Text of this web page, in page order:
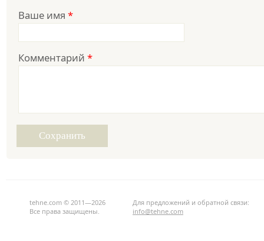
Ваше имя *
Комментарий *
tehne.com © 2011—2026
Все права защищены.
Для предложений и обратной связи:
info@tehne.com